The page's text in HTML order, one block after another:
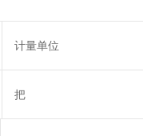
计量单位
把